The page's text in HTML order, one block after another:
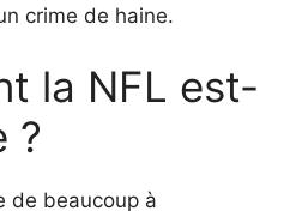
crime de haine.
la NFL est-
?
de beaucoup à